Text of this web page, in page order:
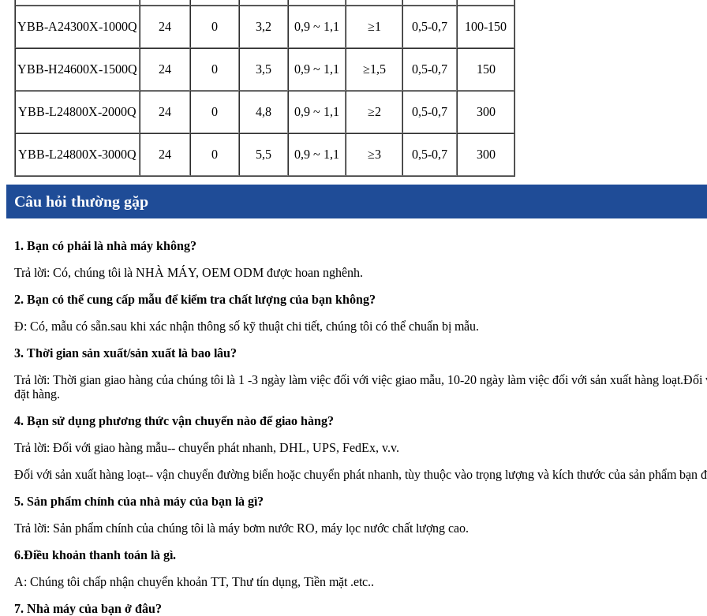
YBB-A24300X-1000Q 24 0 3,2 0,9 ~ 1,1 ≥1 0,5-0,7 100-150
YBB-H24600X-1500Q 24 0 3,5 0,9 ~ 1,1 ≥1,5 0,5-0,7 150
YBB-L24800X-2000Q 24 0 4,8 0,9 ~ 1,1 ≥2 0,5-0,7 300
YBB-L24800X-3000Q 24 0 5,5 0,9 ~ 1,1 ≥3 0,5-0,7 300
Câu hỏi thường gặp
1. Bạn có phải là nhà máy không?
Trả lời: Có, chúng tôi là NHÀ MÁY, OEM ODM được hoan nghênh.
2. Bạn có thể cung cấp mẫu để kiểm tra chất lượng của bạn không?
Đ: Có, mẫu có sẵn.sau khi xác nhận thông số kỹ thuật chi tiết, chúng tôi có thể chuẩn bị mẫu.
3. Thời gian sản xuất/sản xuất là bao lâu?
Trả lời: Thời gian giao hàng của chúng tôi là 1 -3 ngày làm việc đối với việc giao mẫu, 10-20 ngày làm việc đối với sản xuất hàng
đặt hàng.
4. Bạn sử dụng phương thức vận chuyển nào để giao hàng?
Trả lời: Đối với giao hàng mẫu-- chuyển phát nhanh, DHL, UPS, FedEx, v.v.
Đối với sản xuất hàng loạt-- vận chuyển đường biển hoặc chuyển phát nhanh, tùy thuộc vào trọng lượng và kích thước của sản phẩm bạn
5. Sản phẩm chính của nhà máy của bạn là gì?
Trả lời: Sản phẩm chính của chúng tôi là máy bơm nước RO, máy lọc nước chất lượng cao.
6.Điều khoản thanh toán là gì.
A: Chúng tôi chấp nhận chuyển khoản TT, Thư tín dụng, Tiền mặt .etc..
7. Nhà máy của bạn ở đâu?